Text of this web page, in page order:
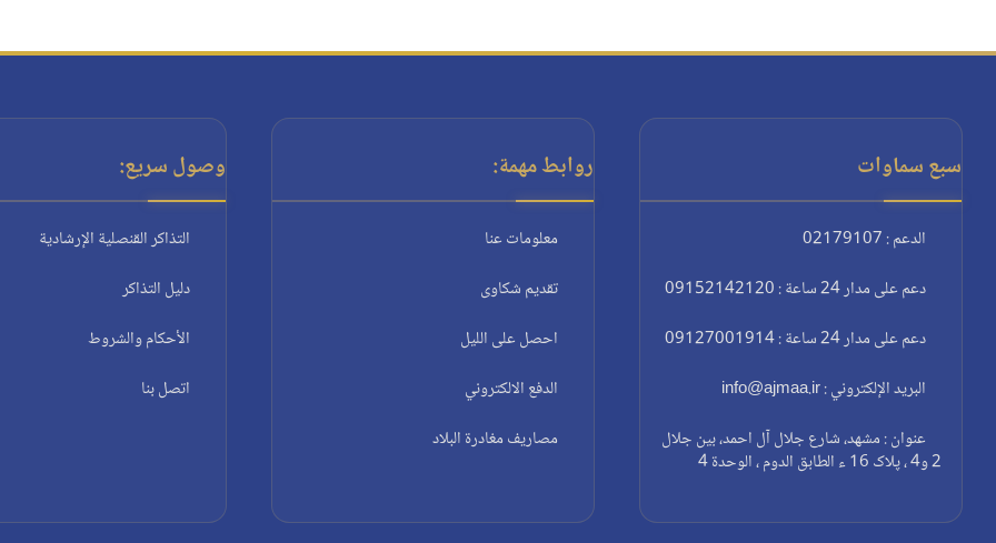
سبع سماوات
الدعم : 02179107
دعم على مدار 24 ساعة : 09152142120
دعم على مدار 24 ساعة : 09127001914
البريد الإلكتروني : info@ajmaa.ir
عنوان : مشهد، شارع جلال آل احمد، بين جلال
2 و4 ، پلاک 16 ء الطابق الدوم ، الوحدة 4
روابط مهمة:
معلومات عنا
تقديم شكاوى
احصل على الليل
الدفع الالكتروني
مصاريف مغادرة البلاد
وصول سريع:
التذاكر القنصلية الإرشادية
دليل التذاكر
الأحكام والشروط
اتصل بنا